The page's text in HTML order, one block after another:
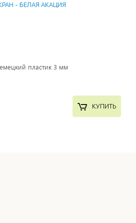
- БЕЛАЯ АКАЦИЯ
пластик 3 мм
КУПИТЬ